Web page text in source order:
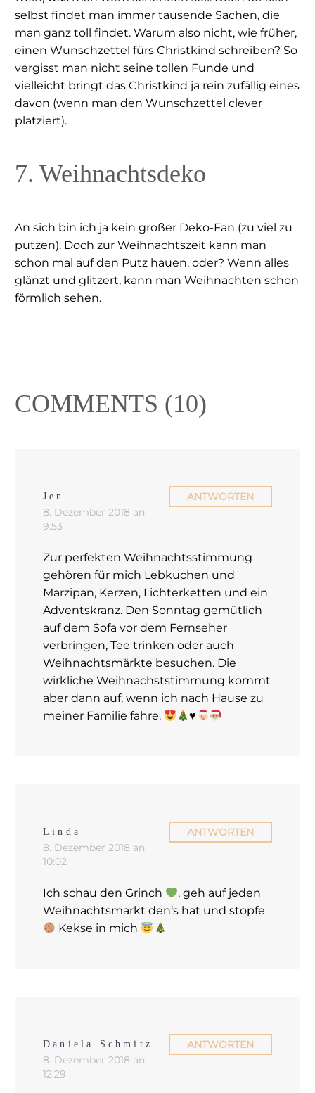
selbst findet man immer tausende Sachen, die
man ganz toll findet. Warum also nicht, wie früher,
einen Wunschzettel fürs Christkind schreiben? So
vergisst man nicht seine tollen Funde und
vielleicht bringt das Christkind ja rein zufällig eines
davon (wenn man den Wunschzettel clever
platziert).
7. Weihnachtsdeko
An sich bin ich ja kein großer Deko-Fan (zu viel zu
putzen). Doch zur Weihnachtszeit kann man
schon mal auf den Putz hauen, oder? Wenn alles
glänzt und glitzert, kann man Weihnachten schon
förmlich sehen.
COMMENTS (10)
Jen
8. Dezember 2018 an
9:53
ANTWORTEN
Zur perfekten Weihnachtsstimmung
gehören für mich Lebkuchen und
Marzipan, Kerzen, Lichterketten und ein
Adventskranz. Den Sonntag gemütlich
auf dem Sofa vor dem Fernseher
verbringen, Tee trinken oder auch
Weihnachtsmärkte besuchen. Die
wirkliche Weihnachststimmung kommt
aber dann auf, wenn ich nach Hause zu
meiner Familie fahre.
♥️
Linda
8. Dezember 2018 an
10:02
ANTWORTEN
Ich schau den Grinch
, geh auf jeden
Weihnachtsmarkt den‘s hat und stopfe
Kekse in mich
Daniela Schmitz
8. Dezember 2018 an
12:29
ANTWORTEN